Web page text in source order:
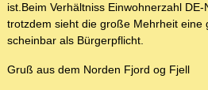
ist.Beim Verhältniss Einwohnerzahl
trotzdem sieht die große Mehrheit eine
scheinbar als Bürgerpflicht.
Gruß aus dem Norden Fjord og Fjell